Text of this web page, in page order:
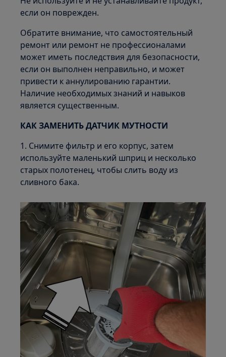
если он поврежден.
Обратите внимание, что самостоятельный
ремонт или ремонт не профессионалами
может иметь последствия для безопасности,
если он выполнен неправильно, и может
привести к аннулированию гарантии.
Наличие необходимых знаний и навыков
является существенным.
КАК ЗАМЕНИТЬ ДАТЧИК МУТНОСТИ
1. Снимите фильтр и его корпус, затем
используйте маленький шприц и несколько
старых полотенец, чтобы слить воду из
сливного бака.